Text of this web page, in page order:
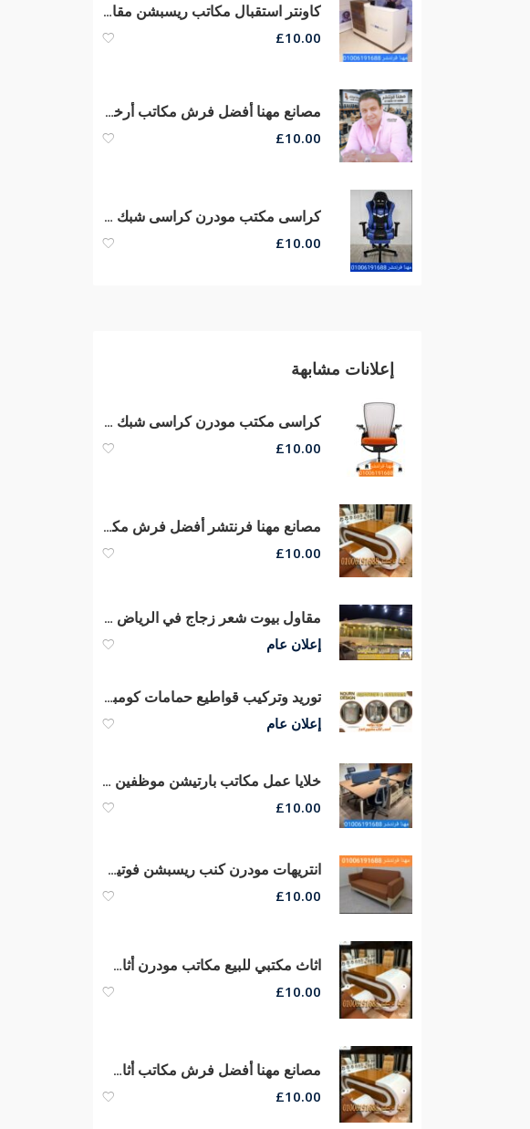
كاونتر استقبال مكاتب ريسبشن مقاسات كبيره وصغيره الحجم من مهنا فرنتشر
£10.00
مصانع مهنا أفضل فرش مكاتب أرخص أسعار تجهيزات مكاتب متكاملة أثاث شركات
£10.00
كراسى مكتب مودرن كراسى شبك طبى كراسى مدير عام جلد من مصانع مهنا
£10.00
إعلانات مشابهة
كراسى مكتب مودرن كراسى شبك طبى ماش هيدروليكي بيدات إستانلس
£10.00
مصانع مهنا فرنتشر أفضل فرش مكاتب أثاث مكتبى متنوع مكاتب مدير كراسى
£10.00
مقاول بيوت شعر زجاج في الرياض | تفصيل خيام قزاز فاخرة حسب الطلب 0551033861
إعلان عام
توريد وتركيب قواطيع حمامات كومباكت hpl
إعلان عام
خلايا عمل مكاتب بارتيشن موظفين وورك إستيشن مكاتب مودرن كراسى
£10.00
انتريهات مودرن كنب ريسبشن فوتيهات مكاتب صوفا كراسى انتظار
£10.00
اثاث مكتبي للبيع مكاتب مودرن أثاث شركات مكاتب مدير كراسى
£10.00
مصانع مهنا أفضل فرش مكاتب أثاث مكتبى متنوع مكاتب مدير كراسى مكتب
£10.00